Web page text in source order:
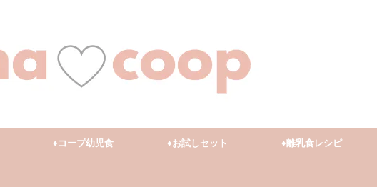
♦︎コープ幼児食 ♦︎お試しセット ♦︎離乳食レシピ